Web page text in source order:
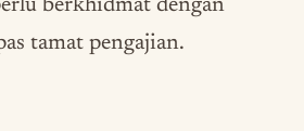
berkhidmat dengan
tamat pengajian.